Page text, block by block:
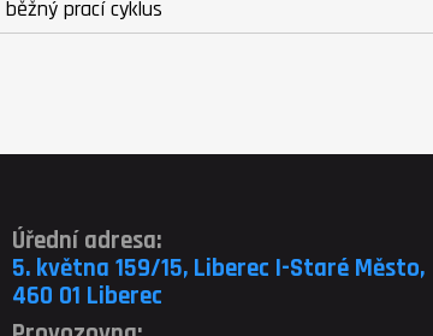
prací cyklus
Úřední adresa:
5. května 159/15, Liberec I-Staré Město,
460 01 Liberec